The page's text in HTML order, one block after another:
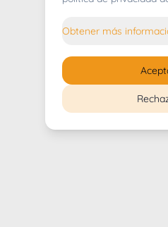
Obtener más